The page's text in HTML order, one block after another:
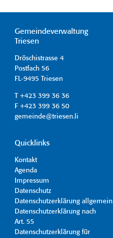
Gemeindeverwaltung
Triesen
Dröschistrasse 4
Postfach 56
FL-9495 Triesen
T +423 399 36 36
F +423 399 36 50
gemeinde@triesen.li
Quicklinks
Kontakt
Agenda
Impressum
Datenschutz
Datenschutzerklärung allgemein
Datenschutzerklärung nach
Art. 55
Datenschutzerklärung für